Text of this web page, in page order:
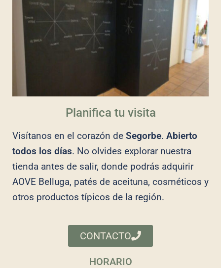
Planifica tu visita
Visítanos en el corazón de Segorbe. Abierto
todos los días. No olvides explorar nuestra
tienda antes de salir, donde podrás adquirir
AOVE Belluga, patés de aceituna, cosméticos y
otros productos típicos de la región.
CONTACTO
HORARIO